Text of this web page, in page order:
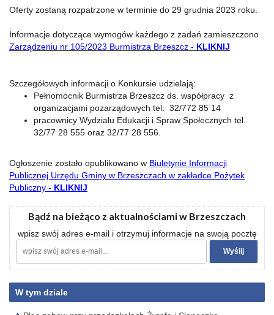
Oferty zostaną rozpatrzone w terminie do 29 grudnia 2023 roku.
Informacje dotyczące wymogów każdego z zadań zamieszczono
Zarządzeniu nr 105/2023 Burmistrza Brzeszcz - KLIKNIJ
Szczegółowych informacji o Konkursie udzielają:
Pełnomocnik Burmistrza Brzeszcz ds. współpracy z
organizacjami pozarządowych tel. 32/772 85 14
pracownicy Wydziału Edukacji i Spraw Społecznych tel.
32/77 28 555 oraz 32/77 28 556.
Ogłoszenie zostało opublikowano w Biuletynie Informacji
Publicznej Urzędu Gminy w Brzeszczach w zakładce Pożytek
Publiczny - KLIKNIJ
Bądź na bieżąco z aktualnościami w Brzeszczach
wpisz swój adres e-mail i otrzymuj informacje na swoją pocztę
W tym dziale